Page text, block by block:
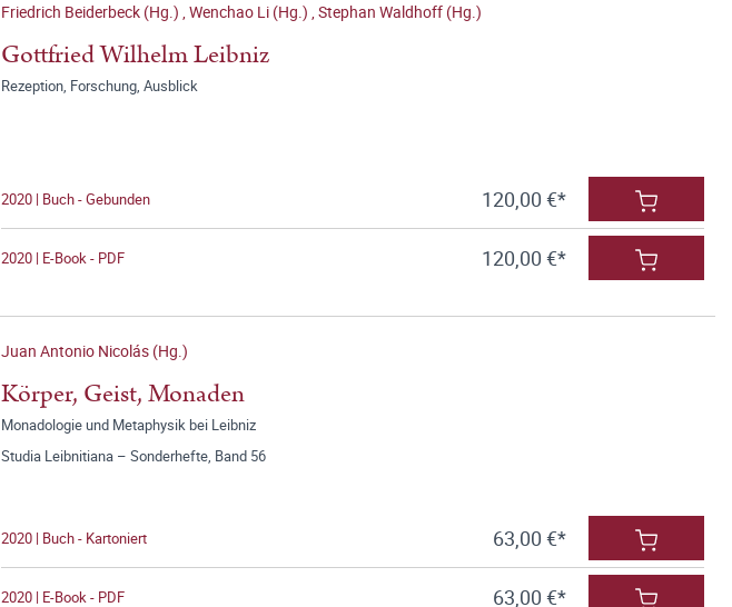
Friedrich Beiderbeck (Hg.) ,Wenchao Li (Hg.) ,Stephan Waldhoff (Hg.)
Gottfried Wilhelm Leibniz
Rezeption, Forschung, Ausblick
2020 | Buch - Gebunden 120,00 €*
2020 | E-Book - PDF 120,00 €*
Juan Antonio Nicolás (Hg.)
Körper, Geist, Monaden
Monadologie und Metaphysik bei Leibniz
Studia Leibnitiana – Sonderhefte, Band 56
2020 | Buch - Kartoniert 63,00 €*
2020 | E-Book - PDF 63,00 €*